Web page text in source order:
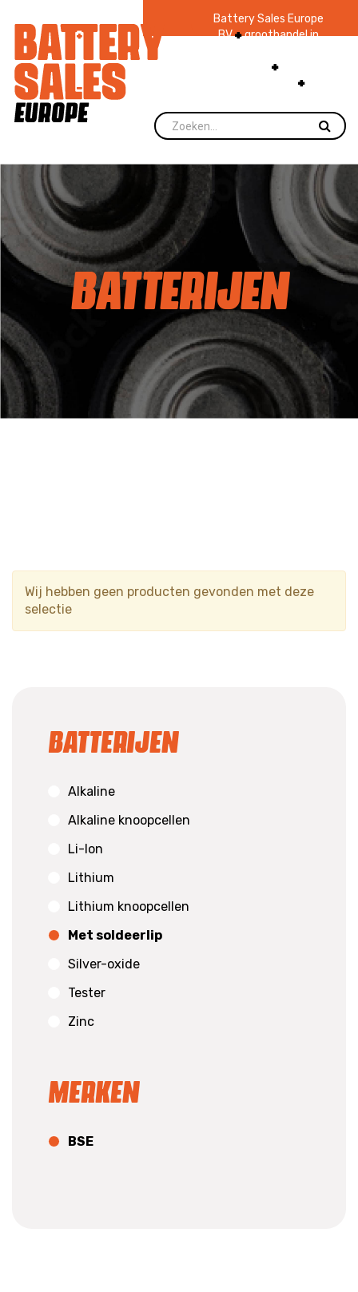
Battery Sales Europe
BV groothandel in
zaklampen Ruim 48
jaar ervaring
voorraad.
BATTERIJEN
Wij hebben geen producten gevonden met deze
selectie
Batterijen
Alkaline
Alkaline knoopcellen
Li-Ion
Lithium
Lithium knoopcellen
Met soldeerlip
Silver-oxide
Tester
Zinc
Merken
BSE